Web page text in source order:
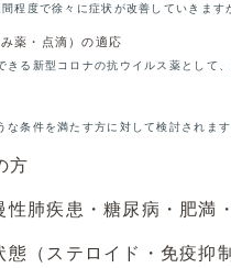
程度で徐々に症状が改善していきま
薬・点滴）の適応
きる新型コロナの抗ウイルス薬として、
な条件を満たす方に対して検討されます
方
性肺疾患・糖尿病・肥満
態（ステロイド・免疫抑